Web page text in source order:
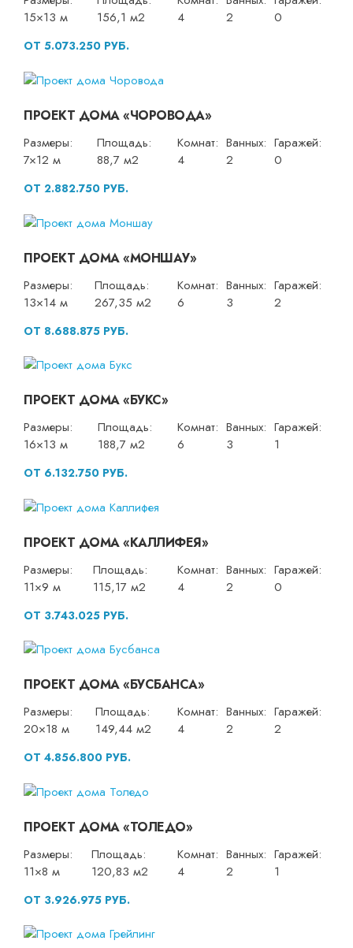
15×13 м
156,1 м2
4
2
0
ОТ 5.073.250 РУБ.
ПРОЕКТ ДОМА «ЧОРОВОДА»
Размеры:
7×12 м
Площадь:
88,7 м2
Комнат:
4
Ванных:
2
Гаражей:
0
ОТ 2.882.750 РУБ.
ПРОЕКТ ДОМА «МОНШАУ»
Размеры:
13×14 м
Площадь:
267,35 м2
Комнат:
6
Ванных:
3
Гаражей:
2
ОТ 8.688.875 РУБ.
ПРОЕКТ ДОМА «БУКС»
Размеры:
16×13 м
Площадь:
188,7 м2
Комнат:
6
Ванных:
3
Гаражей:
1
ОТ 6.132.750 РУБ.
ПРОЕКТ ДОМА «КАЛЛИФЕЯ»
Размеры:
11×9 м
Площадь:
115,17 м2
Комнат:
4
Ванных:
2
Гаражей:
0
ОТ 3.743.025 РУБ.
ПРОЕКТ ДОМА «БУСБАНСА»
Размеры:
20×18 м
Площадь:
149,44 м2
Комнат:
4
Ванных:
2
Гаражей:
2
ОТ 4.856.800 РУБ.
ПРОЕКТ ДОМА «ТОЛЕДО»
Размеры:
11×8 м
Площадь:
120,83 м2
Комнат:
4
Ванных:
2
Гаражей:
1
ОТ 3.926.975 РУБ.